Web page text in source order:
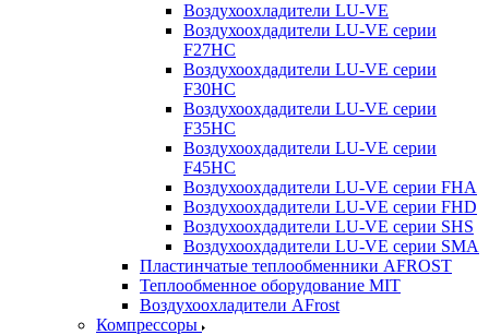
Воздухоохладители LU-VE
Воздухоохдадители LU-VE серии
F27HC
Воздухоохдадители LU-VE серии
F30HC
Воздухоохдадители LU-VE серии
F35HC
Воздухоохдадители LU-VE серии
F45HC
Воздухоохдадители LU-VE серии FHA
Воздухоохдадители LU-VE серии FHD
Воздухоохдадители LU-VE серии SHS
Воздухоохдадители LU-VE серии SMA
Пластинчатые теплообменники AFROST
Теплообменное оборудование MIT
Воздухоохладители AFrost
Компрессоры